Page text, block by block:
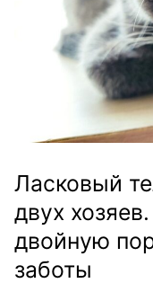
Ласковый
двух
двойную
заботы